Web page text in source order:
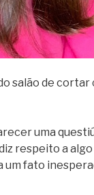
salão de cortar
uma
respeito a algo
fato